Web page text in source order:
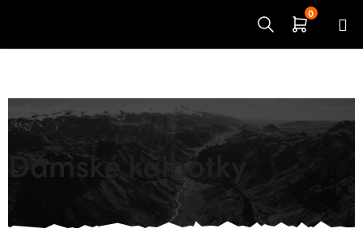
Dámské kalhotky